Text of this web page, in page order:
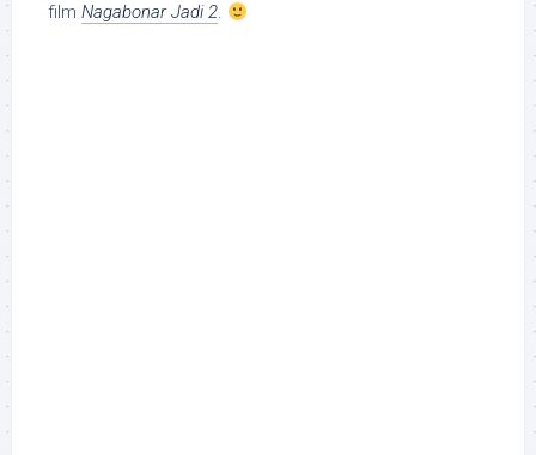
film Nagabonar Jadi 2.